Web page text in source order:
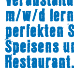
m/w/d
perfekten
Speisens
Restaurant.